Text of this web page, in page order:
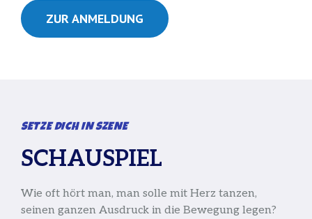
ZUR ANMELDUNG
SETZE DICH IN SZENE
SCHAUSPIEL
Wie oft hört man, man solle mit Herz tanzen,
seinen ganzen Ausdruck in die Bewegung legen?